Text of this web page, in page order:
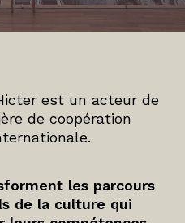
est un acteur de
de coopération
les parcours
de la culture qui